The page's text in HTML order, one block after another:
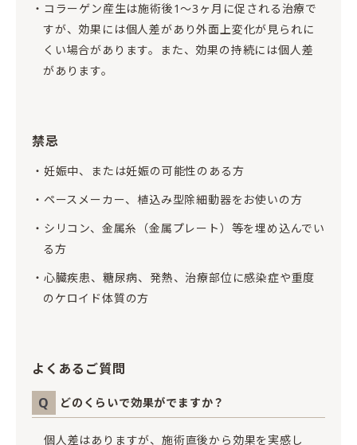
コラーゲン産生は施術後1～3ヶ月に促される治療で
すが、効果には個人差があり外面上変化が見られに
くい場合があります。また、効果の持続には個人差
があります。
禁忌
妊娠中、または妊娠の可能性のある方
ペースメーカー、植込み型除細動器をお使いの方
シリコン、金属糸（金属プレート）等を埋め込んでい
る方
心臓疾患、糖尿病、発熱、治療部位に感染症や重度
のケロイド体質の方
よくあるご質問
Q
どのくらいで効果がでますか？
個人差はありますが、施術直後から効果を実感し